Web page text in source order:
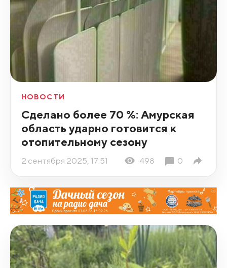
НОВОСТИ
Сделано более 70 %: Амурская
область ударно готовится к
отопительному сезону
2 сентября 2025, 17:51 498 0